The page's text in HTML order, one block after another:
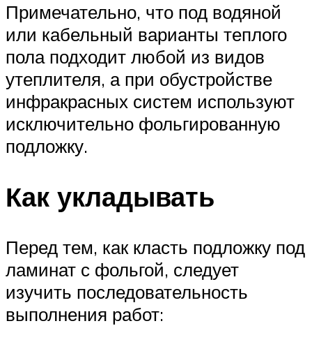
Примечательно, что под водяной
или кабельный варианты теплого
пола подходит любой из видов
утеплителя, а при обустройстве
инфракрасных систем используют
исключительно фольгированную
подложку.
Как укладывать
Перед тем, как класть подложку под
ламинат с фольгой, следует
изучить последовательность
выполнения работ: